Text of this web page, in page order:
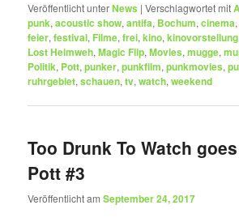
Veröffentlicht unterNews |Verschlagwortet mit
punk,acoustic show,antifa, Bochum,cinema
feier,festival, Filme,frei,kino,kinovorstellung
Lost Heimweh,Magic Flip,Movies,mugge,
Politik, Pott,punker,punkfilm,punkmovies,
ruhrgebiet,schauen,tv,watch,weekend
Too Drunk To Watch goes
Pott #3
Veröffentlicht amSeptember 24, 2017